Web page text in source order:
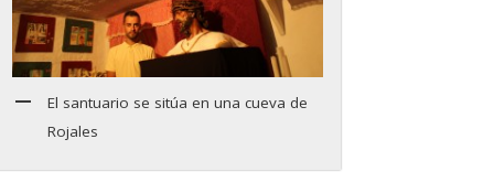
El santuario se sitúa en una cueva de
Rojales